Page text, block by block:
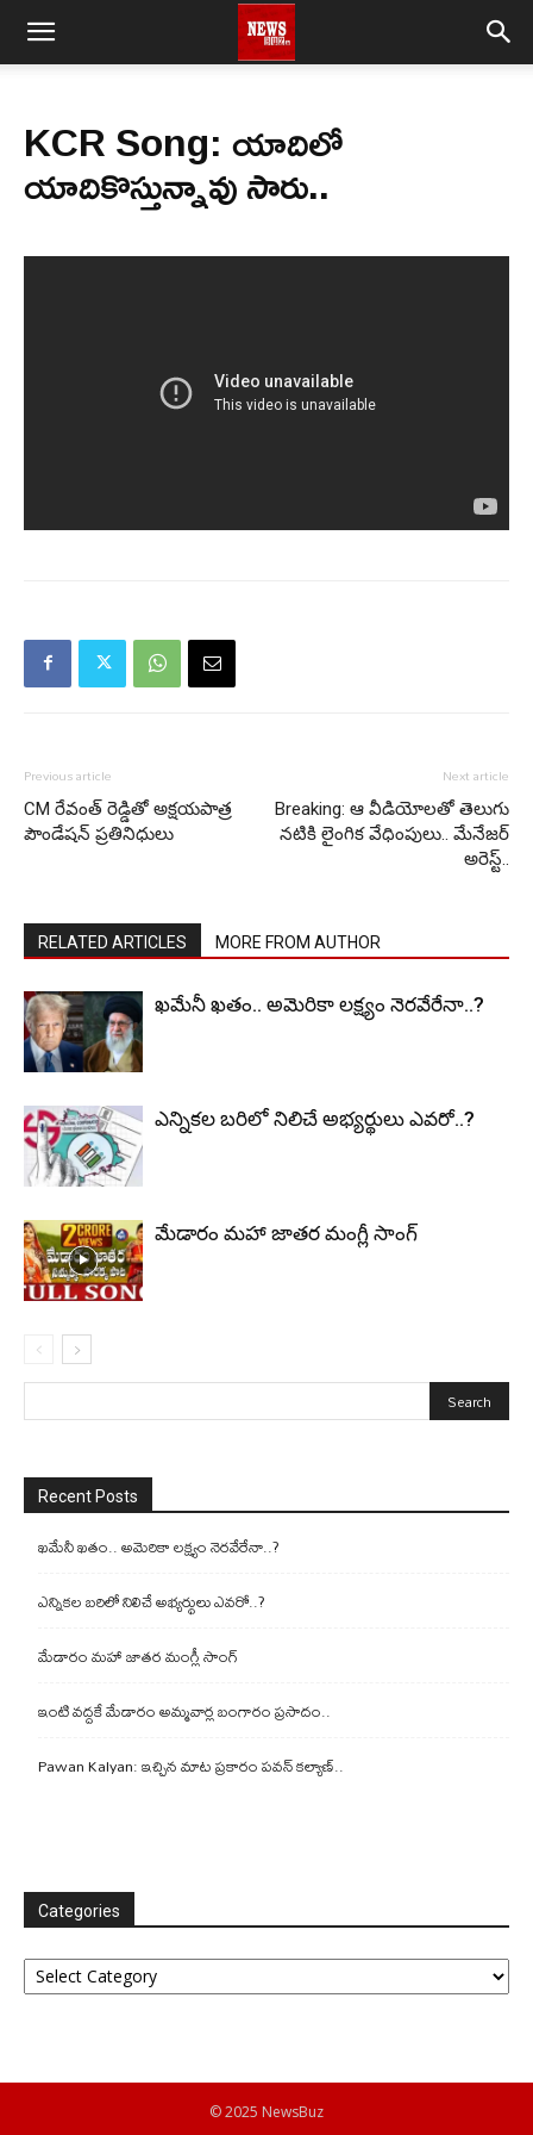
KCR Song: యాదిలో
యాదికొస్తున్నావు సారు..
Previous article
CM రేవంత్ రెడ్డితో అక్షయపాత్ర
పౌండేషన్ ప్రతినిధులు
Next article
Breaking: ఆ వీడియోలతో తెలుగు
నటికి లైంగిక వేధింపులు.. మేనేజర్
అరెస్ట్..
RELATED ARTICLES MORE FROM AUTHOR
ఖమేనీ ఖతం.. అమెరికా లక్ష్యం నెరవేరేనా..?
ఎన్నికల బరిలో నిలిచే అభ్యర్థులు ఎవరో..?
మేడారం మహా జాతర మంగ్లీ సాంగ్
Recent Posts
ఖమేనీ ఖతం.. అమెరికా లక్ష్యం నెరవేరేనా..?
ఎన్నికల బరిలో నిలిచే అభ్యర్థులు ఎవరో..?
మేడారం మహా జాతర మంగ్లీ సాంగ్
ఇంటి వద్దకే మేడారం అమ్మవార్ల బంగారం ప్రసాదం..
Pawan Kalyan: ఇచ్చిన మాట ప్రకారం పవన్ కల్యాణ్..
Categories
Categories
© 2025 NewsBuz